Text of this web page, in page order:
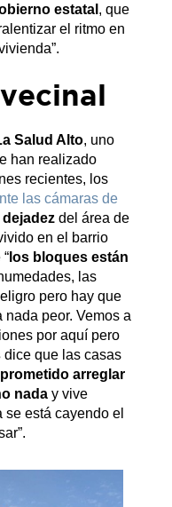
estatal , que
el ritmo en
Salud Alto, uno
han realizado
recientes, los
las cámaras de
del área de
en el barrio
los bloques están
las
pero hay que
peor. Vemos a
por aquí pero
dice que las casas
arreglar
naday vive
se está cayendo el